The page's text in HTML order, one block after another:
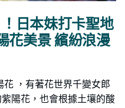
日本妹打卡聖地
花美景 繽紛浪漫
，有著花世界千變女郎
陽花，也會根據土壤的酸